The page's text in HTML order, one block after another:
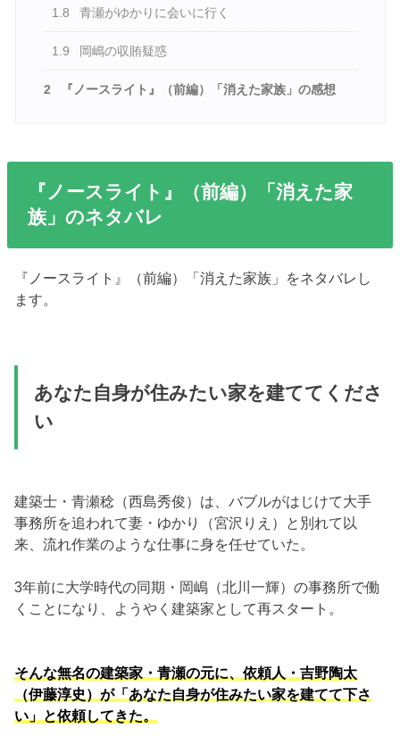
1.8 青瀬がゆかりに会いに行く
1.9 岡嶋の収賄疑惑
2 『ノースライト』（前編）「消えた家族」の感想
『ノースライト』（前編）「消えた家
族」のネタバレ
『ノースライト』（前編）「消えた家族」をネタバレし
ます。
あなた自身が住みたい家を建ててくださ
い
建築士・青瀬稔（西島秀俊）は、バブルがはじけて大手
事務所を追われて妻・ゆかり（宮沢りえ）と別れて以
来、流れ作業のような仕事に身を任せていた。
3年前に大学時代の同期・岡嶋（北川一輝）の事務所で働
くことになり、ようやく建築家として再スタート。
そんな無名の建築家・青瀬の元に、依頼人・吉野陶太
（伊藤淳史）が「あなた自身が住みたい家を建てて下さ
い」と依頼してきた。